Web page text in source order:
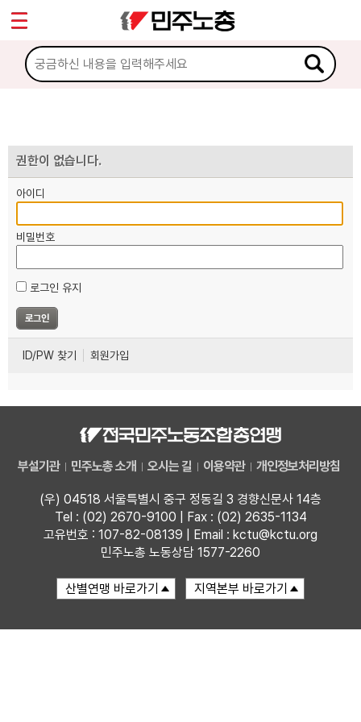
권한이 없습니다.
아이디
비밀번호
로그인 유지
ID/PW 찾기 회원가입
부설기관 민주노총 소개 오시는 길 이용약관 개인정보처리방침
(우) 04518 서울특별시 중구 정동길 3 경향신문사 14층
Tel : (02) 2670-9100 | Fax : (02) 2635-1134
고유번호 : 107-82-08139 | Email : kctu@kctu.org
민주노총 노동상담 1577-2260
마이페이지
소개
노동상담
자료
부설기관
업무